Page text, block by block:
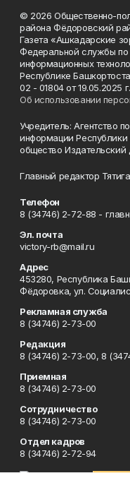
© 2026 Общественно-
района Фёдоровский
Газета «Ашкадарские
Федеральной службы по
информационных
Республике
02 - 01804 от 19.05.2025 г.
Об использовании
Учредитель: Агентство
информации
общество
Главный редактор
Телефон
8 (34746) 2-72-88 -
Эл. почта
victory-rb@mail.ru
Адрес
453280, Республика
Фёдоровка, ул.
Рекламная служба
8 (34746) 2-73-00
Редакция
8 (34746) 2-73-00, 8
Приемная
8 (34746) 2-73-00
Сотрудничество
8 (34746) 2-73-00
Отдел кадров
8 (34746) 2-72-94